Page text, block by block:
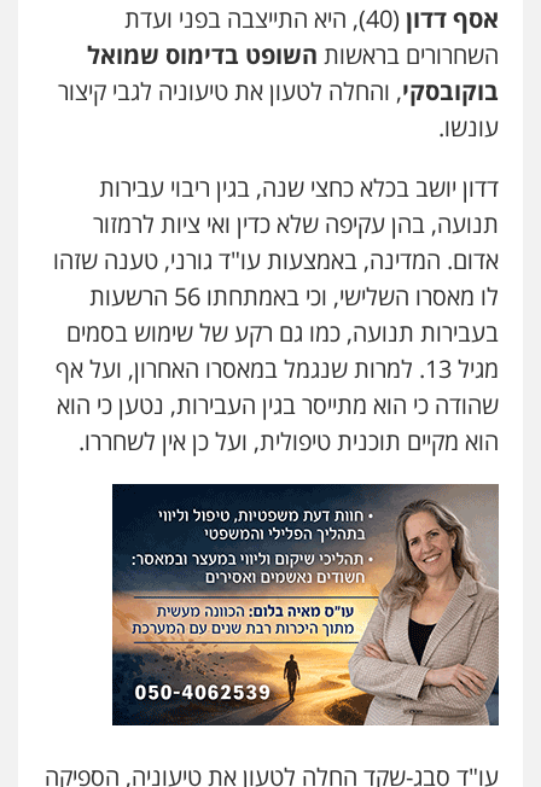
אסף דדון
(40), היא התייצבה בפני ועדת
השחרורים בראשות השופט בדימוס שמואל
בוקובסקי, והחלה לטעון את טיעוניה לגבי קיצור
עונשו.
דדון יושב בכלא כחצי שנה, בגין ריבוי עבירות
תנועה, בהן עקיפה שלא כדין ואי ציות לרמזור
אדום. המדינה, באמצעות עו"ד גורני, טענה שזהו
לו מאסרו השלישי, וכי באמתחתו 56 הרשעות
בעבירות תנועה, כמו גם רקע של שימוש בסמים
מגיל 13. למרות שנגמל במאסרו האחרון, ועל אף
שהודה כי הוא מתייסר בגין העבירות, נטען כי הוא
הוא מקיים תוכנית טיפולית, ועל כן אין לשחררו.
עו"ד סבג-שקד החלה לטעון את טיעוניה, הספיקה